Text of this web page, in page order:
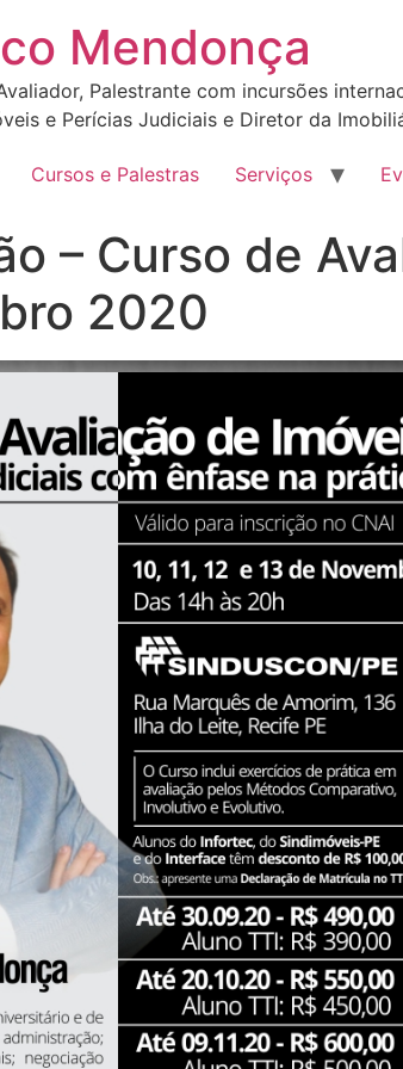
Mendonça
Palestrante com incursões
e Perícias Judiciais e Diretor da
Cursos e Palestras Serviços
– Curso de
2020